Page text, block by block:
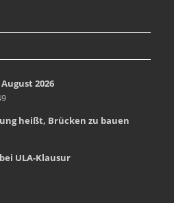
2026
heißt, Brücken zu bauen
ULA-Klausur